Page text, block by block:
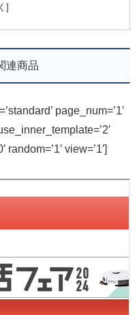
連商品
page_num=’1′
view=’1′]